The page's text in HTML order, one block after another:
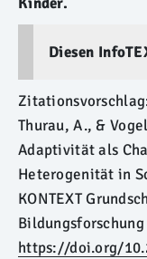
Diesen
Thurau, A., &
Adaptivität als
Heterogenität in
KONTEXT
https://doi.org/